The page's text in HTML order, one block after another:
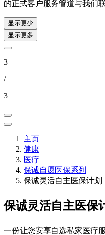
的正式客户服务管道与我们联
显示更少
显示更多
3
/
3
主页
健康
医疗
保诚自愿医保系列
保诚灵活自主医保计划
保诚灵活自主医保
一份让您安享自选私家医疗